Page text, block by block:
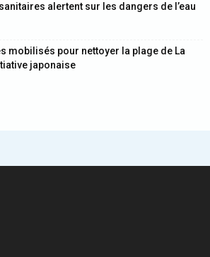
alertent sur les dangers de l’eau
mobilisés pour nettoyer la plage de La
japonaise